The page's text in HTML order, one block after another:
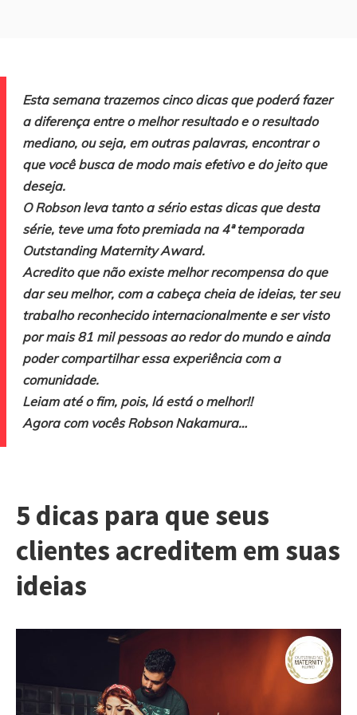
Esta semana trazemos cinco dicas que poderá fazer
a diferença entre o melhor resultado e o resultado
mediano, ou seja, em outras palavras, encontrar o
que você busca de modo mais efetivo e do jeito que
deseja.
O Robson leva tanto a sério estas dicas que desta
série, teve uma foto premiada na 4ª temporada
Outstanding Maternity Award.
Acredito que não existe melhor recompensa do que
dar seu melhor, com a cabeça cheia de ideias, ter seu
trabalho reconhecido internacionalmente e ser visto
por mais 81 mil pessoas ao redor do mundo e ainda
poder compartilhar essa experiência com a
comunidade.
Leiam até o fim, pois, lá está o melhor!!
Agora com vocês Robson Nakamura…
5 dicas para que seus
clientes acreditem em suas
ideias